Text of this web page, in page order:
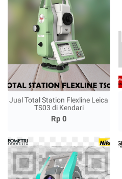
Jual Total Station Flexline Leica
TS03 di Kendari
Rp 0